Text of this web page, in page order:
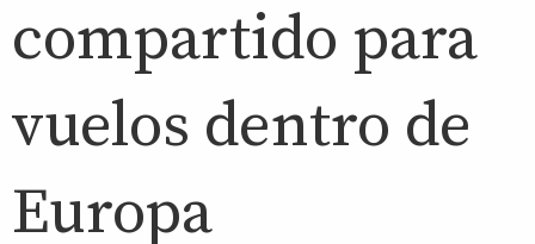
compartido para
vuelos dentro de
Europa